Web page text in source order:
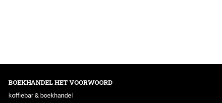
BOEKHANDEL HET VOORWOORD
koffiebar & boekhandel